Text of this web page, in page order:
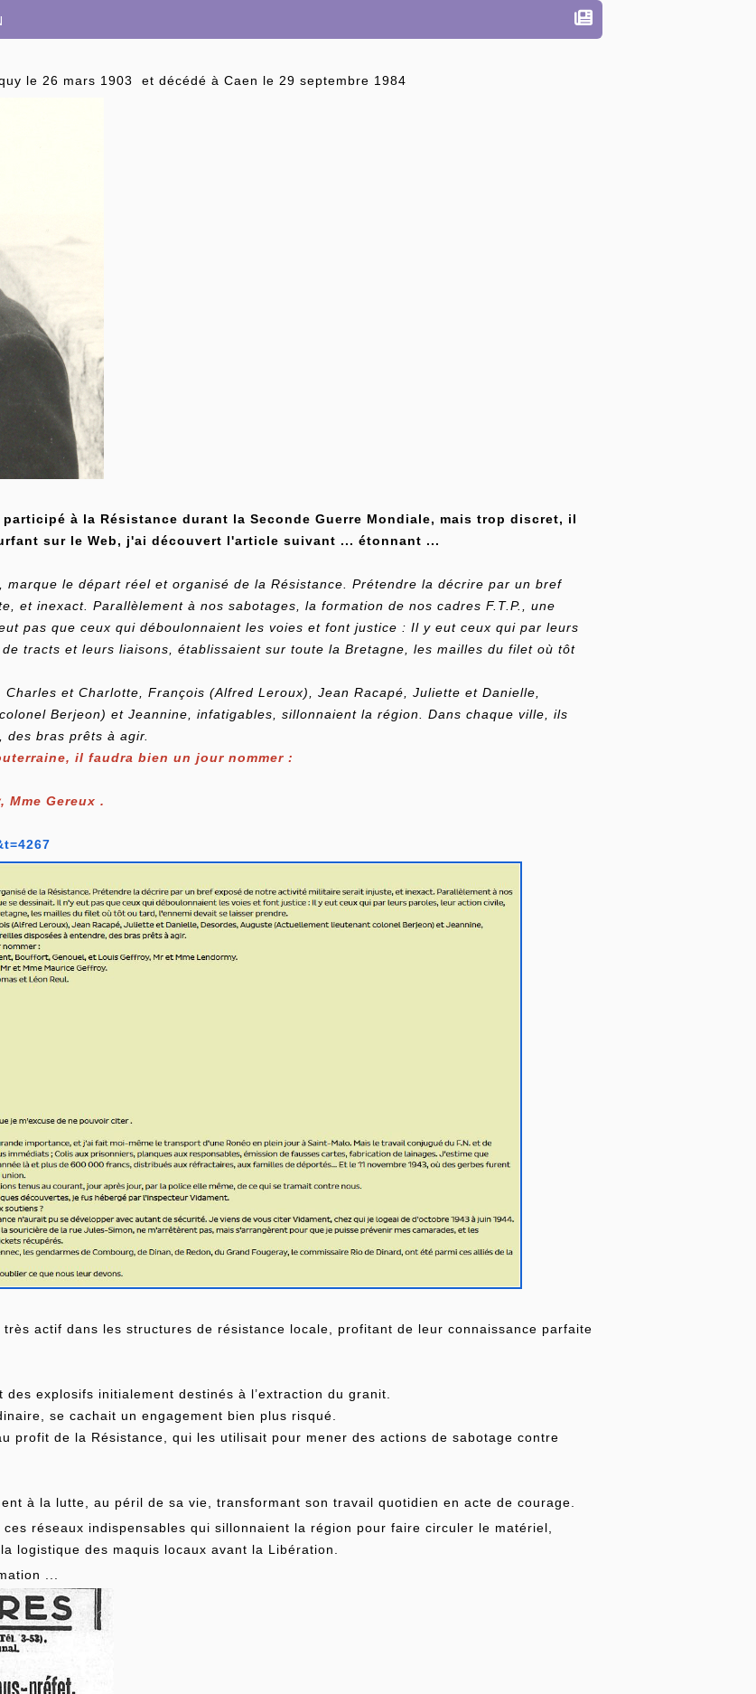
le 26 mars 1903 et décédé à Caen le 29 septembre 1984
à la Résistance durant la Seconde Guerre Mondiale, mais trop discret, il
sur le Web, j'ai découvert l'article suivant ... étonnant ...
marque le départ réel et organisé de la Résistance. Prétendre la décrire par un bref
et inexact. Parallèlement à nos sabotages, la formation de nos cadres F.T.P., une
pas que ceux qui déboulonnaient les voies et font justice : Il y eut ceux qui par leurs
tracts et leurs liaisons, établissaient sur toute la Bretagne, les mailles du filet où tôt
et Charlotte, François (Alfred Leroux), Jean Racapé, Juliette et Danielle,
Berjeon) et Jeannine, infatigables, sillonnaient la région. Dans chaque ville, ils
bras prêts à agir.
il faudra bien un jour nommer :
Mme Gereux .
actif dans les structures de résistance locale, profitant de leur connaissance parfaite
explosifs initialement destinés à l’extraction du granit.
se cachait un engagement bien plus risqué.
profit de la Résistance, qui les utilisait pour mener des actions de sabotage contre
à la lutte, au péril de sa vie, transformant son travail quotidien en acte de courage.
réseaux indispensables qui sillonnaient la région pour faire circuler le matériel,
logistique des maquis locaux avant la Libération.
...